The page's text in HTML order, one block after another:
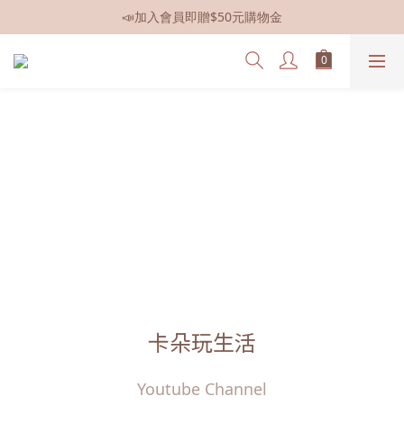
📣全館現貨
📣全館現貨
卡朵玩生活
Youtube Channel